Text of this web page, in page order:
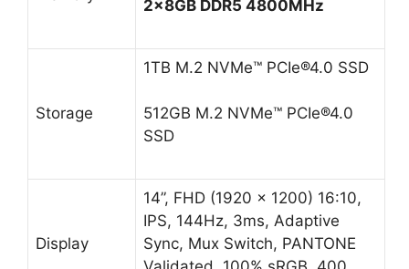
14”, FHD (1920 x 1200) 16:10,
IPS, 144Hz, 3ms, Adaptive
Validated, 100% sRGB, 400
nits
AMD Radeon™ RX 6800S
AMD Radeon™ RX 6700S